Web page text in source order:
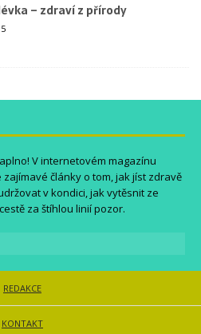
– zdraví z přírody
V internetovém magazínu
články o tom, jak jíst zdravě
v kondici, jak vytěsnit ze
za štíhlou linií pozor.
REDAKCE
KONTAKT